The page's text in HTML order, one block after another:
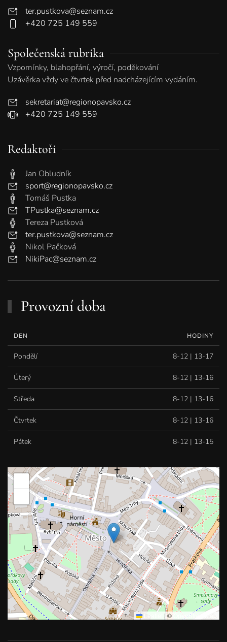
ter.pustkova@seznam.cz
+420 725 149 559
Společenská rubrika
Vzpomínky, blahopřání, výročí, poděkování
Uzávěrka vždy ve čtvrtek před nadcházejícím vydáním.
sekretariat@regionopavsko.cz
+420 725 149 559
Redaktoři
Jan Obludník
sport@regionopavsko.cz
Tomáš Pustka
TPustka@seznam.cz
Tereza Pustková
ter.pustkova@seznam.cz
Nikol Pačková
NikiPac@seznam.cz
Provozní doba
DEN HODINY
Pondělí 8-12 | 13-17
Úterý 8-12 | 13-16
Středa 8-12 | 13-16
Čtvrtek 8-12 | 13-16
Pátek 8-12 | 13-15
Leaflet | © OpenStreetMap